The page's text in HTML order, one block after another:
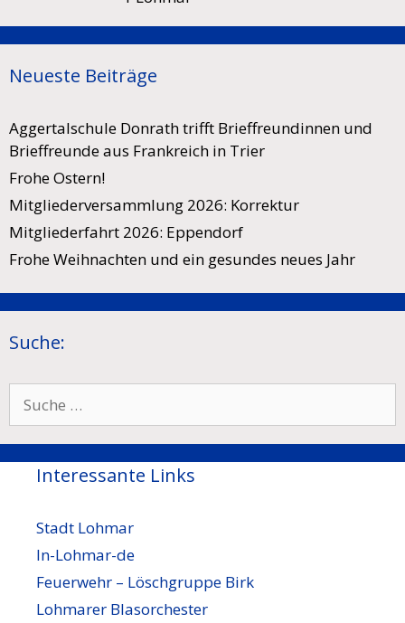
Neueste Beiträge
Aggertalschule Donrath trifft Brieffreundinnen und
Brieffreunde aus Frankreich in Trier
Frohe Ostern!
Mitgliederversammlung 2026: Korrektur
Mitgliederfahrt 2026: Eppendorf
Frohe Weihnachten und ein gesundes neues Jahr
Suche:
nach:
Interessante Links
Stadt Lohmar
In-Lohmar-de
Feuerwehr – Löschgruppe Birk
Lohmarer Blasorchester